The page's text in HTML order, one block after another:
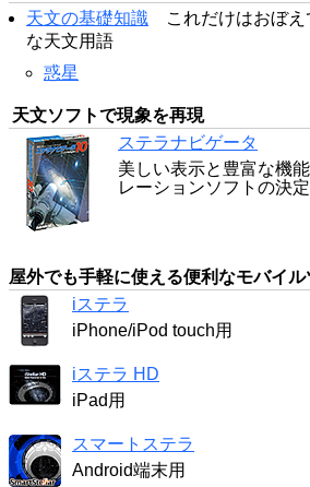
天文の基礎知識 これだけはおぼ
な天文用語
惑星
天文ソフトで現象を再現
ステラナビゲータ
美しい表示と豊富な機
レーションソフトの決
屋外でも手軽に使える便利なモバイル
iステラ
iPhone/iPod touch用
iステラ HD
iPad用
スマートステラ
Android端末用